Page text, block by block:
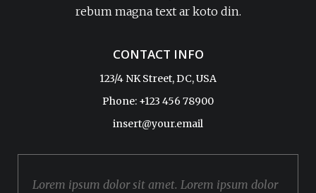
rebum magna text ar koto din.
CONTACT INFO
123/4 NK Street, DC, USA
Phone: +123 456 78900
insert@your.email
Lorem ipsum dolor sit amet. Lorem ipsum dolor